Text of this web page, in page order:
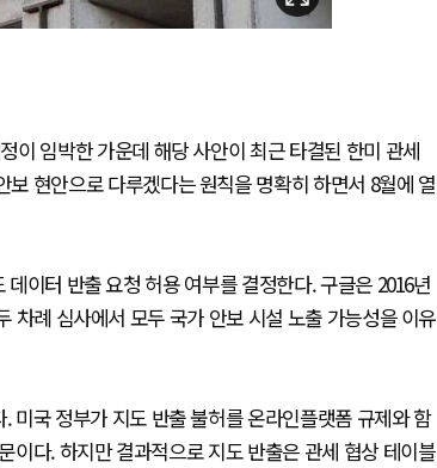
이 임박한 가운데 해당 사안이 최근 타결된 한미 관세
현안으로 다루겠다는 원칙을 명확히 하면서 8월에 열
이터 반출 요청 허용 여부를 결정한다. 구글은 2016년
차례 심사에서 모두 국가 안보 시설 노출 가능성을 이유
미국 정부가 지도 반출 불허를 온라인플랫폼 규제와 함
다. 하지만 결과적으로 지도 반출은 관세 협상 테이블